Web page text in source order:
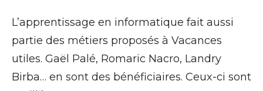
L’apprentissage en informatique fait aussi
partie des métiers proposés à Vacances
utiles. Gaël Palé, Romaric Nacro, Landry
Birba… en sont des bénéficiaires. Ceux-ci sont